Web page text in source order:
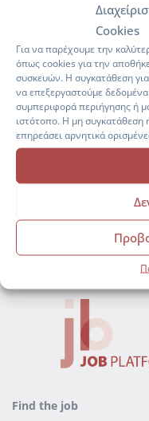
Cookies
Για να παρέχουμε την
όπως cookies για την
συσκευών. Η συγκατάθεση για
να επεξεργαστούμε
συμπεριφορά περιήγησης ή
ιστότοπο. Η μη συγκατάθεση
επηρεάσει αρνητικά
Πολιτική Cookies (ΕΕ)
professionally with our
hr-platform.gr
Find the job